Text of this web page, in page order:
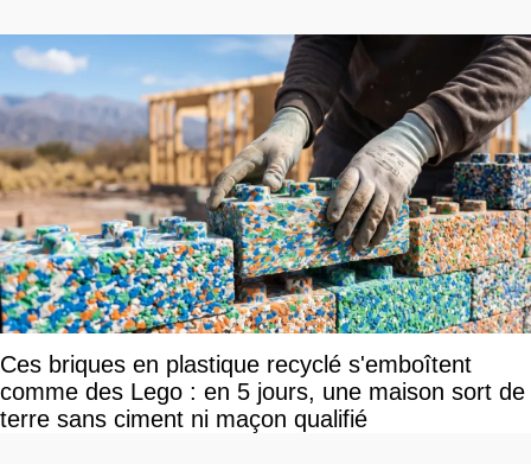
Ces briques en plastique recyclé s'emboîtent
comme des Lego : en 5 jours, une maison sort de
terre sans ciment ni maçon qualifié